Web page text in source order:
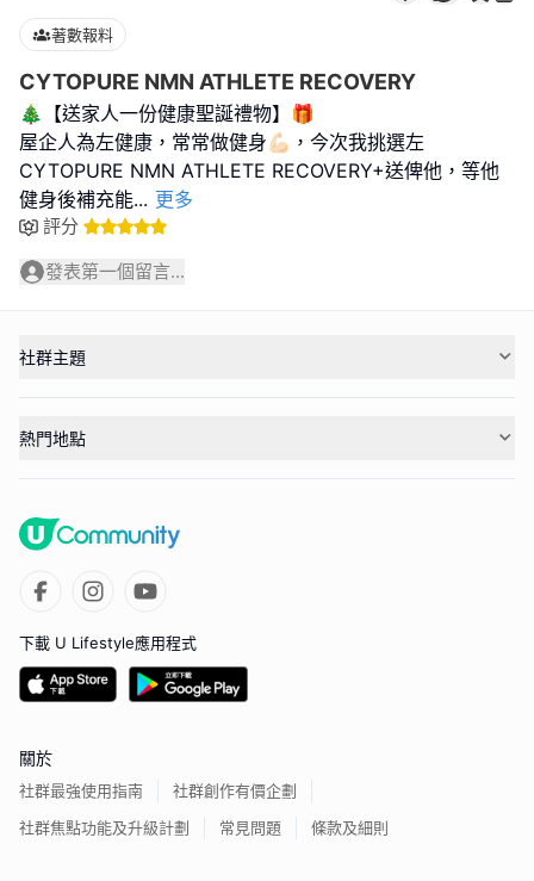
著數報料
CYTOPURE NMN ATHLETE RECOVERY
🎄【送家人一份健康聖誕禮物】🎁
屋企人為左健康，常常做健身💪🏻，今次我挑選左
CYTOPURE NMN ATHLETE RECOVERY+送俾他，等他
健身後補充能... 更多
評分
發表第一個留言...
社群主題
熱門地點
下載 U Lifestyle應用程式
關於
社群最強使用指南
社群創作有價企劃
社群焦點功能及升級計劃
常見問題 條款及細則